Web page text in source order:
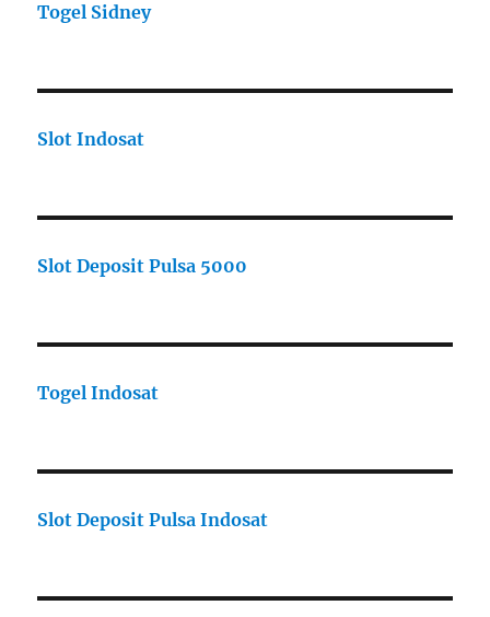
Togel Sidney
Slot Indosat
Slot Deposit Pulsa 5000
Togel Indosat
Slot Deposit Pulsa Indosat